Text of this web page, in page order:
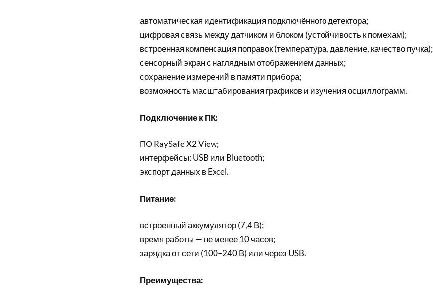
автоматическая идентификация подключённого детектора;
цифровая связь между датчиком и блоком (устойчивость к помехам);
встроенная компенсация поправок (температура, давление, качество пучка);
сенсорный экран с наглядным отображением данных;
сохранение измерений в памяти прибора;
возможность масштабирования графиков и изучения осциллограмм.
Подключение к ПК:
ПО RaySafe X2 View;
интерфейсы: USB или Bluetooth;
экспорт данных в Excel.
Питание:
встроенный аккумулятор (7,4 В);
время работы — не менее 10 часов;
зарядка от сети (100–240 В) или через USB.
Преимущества: